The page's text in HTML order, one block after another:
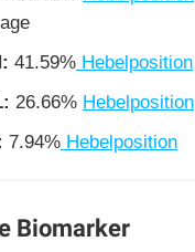
41.59% Hebelposition
26.66% Hebelposition
7.94% Hebelposition
Biomarker